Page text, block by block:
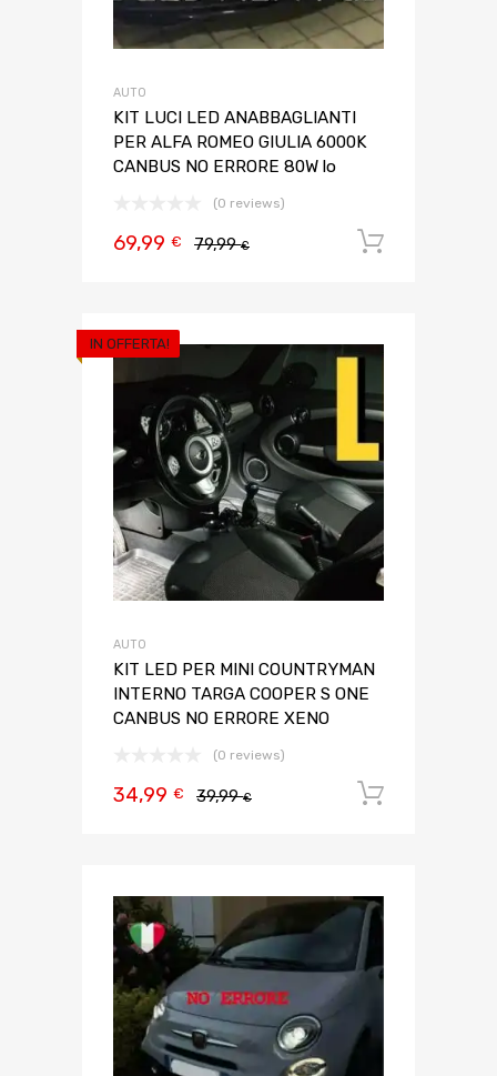
AUTO
KIT LUCI LED ANABBAGLIANTI
PER ALFA ROMEO GIULIA 6000K
CANBUS NO ERRORE 80W lo
(0 reviews)
79,99€
69,99 €
IN OFFERTA!
AUTO
KIT LED PER MINI COUNTRYMAN
INTERNO TARGA COOPER S ONE
CANBUS NO ERRORE XENO
(0 reviews)
39,99€
34,99 €